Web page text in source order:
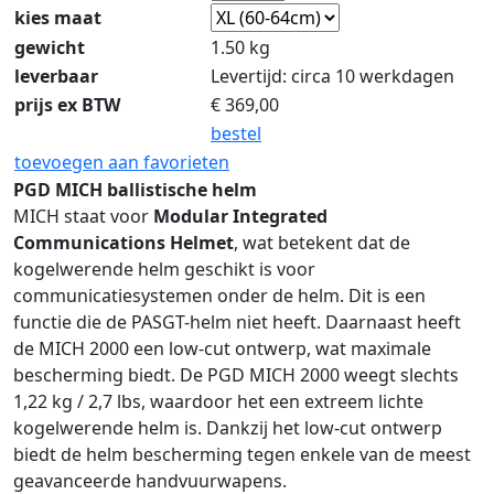
kies maat
gewicht
1.50 kg
leverbaar
Levertijd: circa 10 werkdagen
prijs ex BTW
€369,00
bestel
toevoegen aan favorieten
PGD MICH ballistische helm
MICH staat voor Modular Integrated
Communications Helmet, wat betekent dat de
kogelwerende helm geschikt is voor
communicatiesystemen onder de helm. Dit is een
functie die de PASGT-helm niet heeft. Daarnaast heeft
de MICH 2000 een low-cut ontwerp, wat maximale
bescherming biedt. De PGD MICH 2000 weegt slechts
1,22 kg / 2,7 lbs, waardoor het een extreem lichte
kogelwerende helm is. Dankzij het low-cut ontwerp
biedt de helm bescherming tegen enkele van de meest
geavanceerde handvuurwapens.